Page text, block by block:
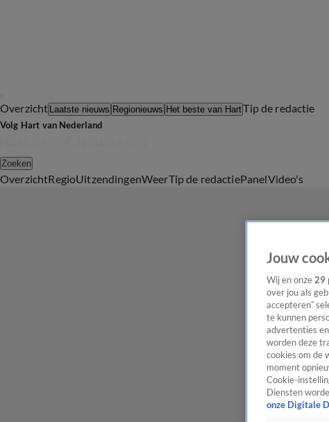
Overzicht Laatste nieuws Regionieuws Het beste van HartTip de redactie
Volg Hart van Nederland
Zoeken
OverzichtRegioUitzendingenWeerTip de redactiePanelVideo's
Jouw
Wij en onze 29
over jou als
accepteren”
te kunnen
advertenties
worden deze
cookies om de
moment
Cookie-
Diensten
onze Digitale